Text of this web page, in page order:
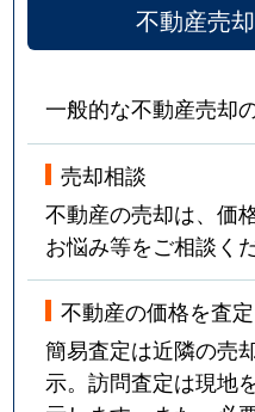
不動産売
一般的な不動産売却
売却相談
不動産の売却は、価
お悩み等をご相談く
不動産の価格を査定
簡易査定は近隣の売
示。訪問査定は現地